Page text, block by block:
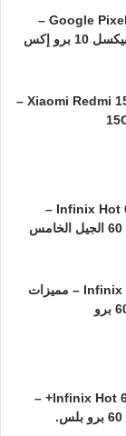
سعر ومواصفات Google Pixel 10 Pro XL –
مميزات وعيوب هاتف جوجل بيكسل 10 برو إكس
سعر ومواصفات هاتف Xiaomi Redmi 15C 4G –
سعر ومواصفات هاتف Infinix Hot 60 5G –
سعر ومواصفات Infinix Hot 60 Pro – مميزات
سعر ومواصفات هاتف Infinix Hot 60 Pro+ –